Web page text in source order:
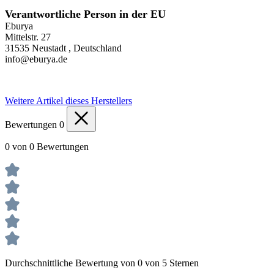
Verantwortliche Person in der EU
Eburya
Mittelstr. 27
31535 Neustadt , Deutschland
info@eburya.de
Weitere Artikel dieses Herstellers
Bewertungen 0
0 von 0 Bewertungen
Durchschnittliche Bewertung von 0 von 5 Sternen